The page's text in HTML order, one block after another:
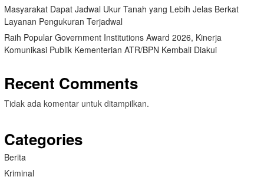
Masyarakat Dapat Jadwal Ukur Tanah yang Lebih Jelas Berkat
Layanan Pengukuran Terjadwal
Raih Popular Government Institutions Award 2026, Kinerja
Komunikasi Publik Kementerian ATR/BPN Kembali Diakui
Recent Comments
Tidak ada komentar untuk ditampilkan.
Categories
Berita
Kriminal